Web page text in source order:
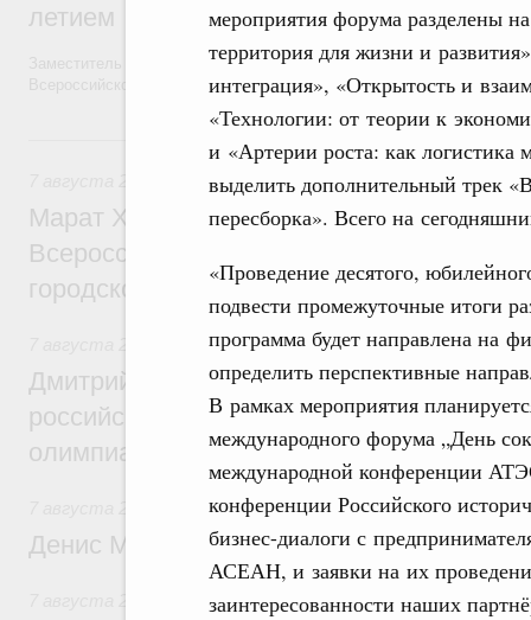
мероприятия форума разделены
территория для жизни и
интеграция», «Открытость и
«Технологии: от теории к
и «Артерии роста: как
выделить дополнительный трек
пересборка». Всего на
«Проведение десятого,
подвести промежуточные итоги
программа будет направлена на
определить перспективные
В рамках мероприятия
международного форума „День
международной конференции
конференции Российского
бизнес-диалоги с
АСЕАН, и заявки на их
заинтересованности наших
летием
Заместитель Председателя Правительства Татьяна Голикова
Всероссийского общественного движения «Волонтёры-медики» с
Экономика городов. Городская среда
Марат Хуснуллин провёл заседание
Всероссийского конкурса лучших
городской среды
Отрасль информационных технологий
Дмитрий Чернышенко и Сергей Кравцов
российскую сборную с победой на
олимпиаде по искусственному
Общие вопросы промышленной политики
Денис Мантуров посетил Ярославскую
Бюджеты субъектов Федерации.